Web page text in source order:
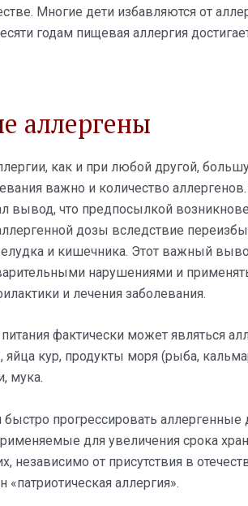
Многие дети избавляются от
годам пищевая аллергия
аллергены
как и при любой другой,
важно и количество
вывод, что предпосылкой
дозы вследствие
и кишечника. Этот важный
нарушениями и
и лечения заболевания.
фактически может являться
кур, продукты моря (рыба,
мука.
прогрессировать
для увеличения срока
независимо от присутствия в
«патриотическая аллергия».